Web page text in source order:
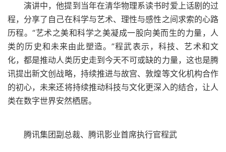
演讲中，他提到当年在清华物理系读书时爱上话剧的过
程，分享了自己在科学与艺术、理性与感性之间求索的心路
历程。“艺术之美和科学之美凝成一股向美而生的力量，人
类的历史和未来由此塑造。”程武表示，科技、艺术和文
化，都是推动人类历史走到今天不可或缺的力量，这也是腾
讯提出新文创战略，持续推进与故宫、敦煌等文化机构合作
的初心，未来还将持续推动科技与文化更深入的结合，让人
类在数字世界安然栖居。
腾讯集团副总裁、腾讯影业首席执行官程武